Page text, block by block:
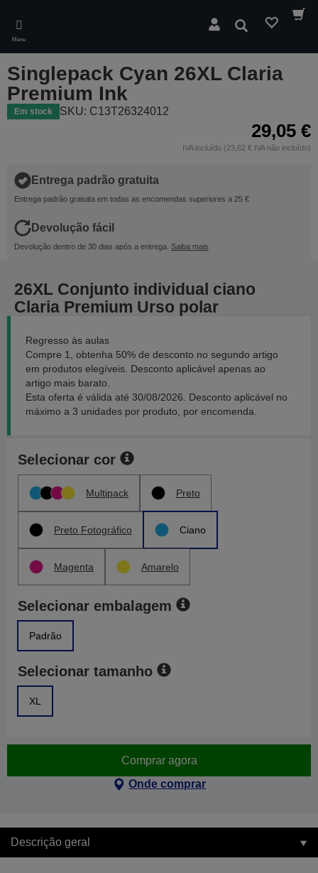
main
content
Menu
Pesquisar
Singlepack Cyan 26XL Claria
Premium Ink
Em stock SKU: C13T26324012
29,05 €
IVA incluído (23,62 € IVA não incluído)
Entrega padrão gratuita
Entrega padrão gratuita em todas as encomendas superiores a 25 €
Devolução fácil
Devolução dentro de 30 dias após a entrega. Saiba mais
26XL Conjunto individual ciano
Claria Premium Urso polar
Regresso às aulas
Compre 1, obtenha 50% de desconto no segundo artigo
em produtos elegíveis. Desconto aplicável apenas ao
artigo mais barato.
Esta oferta é válida até 30/08/2026. Desconto aplicável no
máximo a 3 unidades por produto, por encomenda.
Selecionar cor
Multipack Preto
Preto Fotográfico Ciano
Magenta Amarelo
Selecionar embalagem
Padrão
Selecionar tamanho
XL
Comprar agora
Onde comprar
Descrição geral